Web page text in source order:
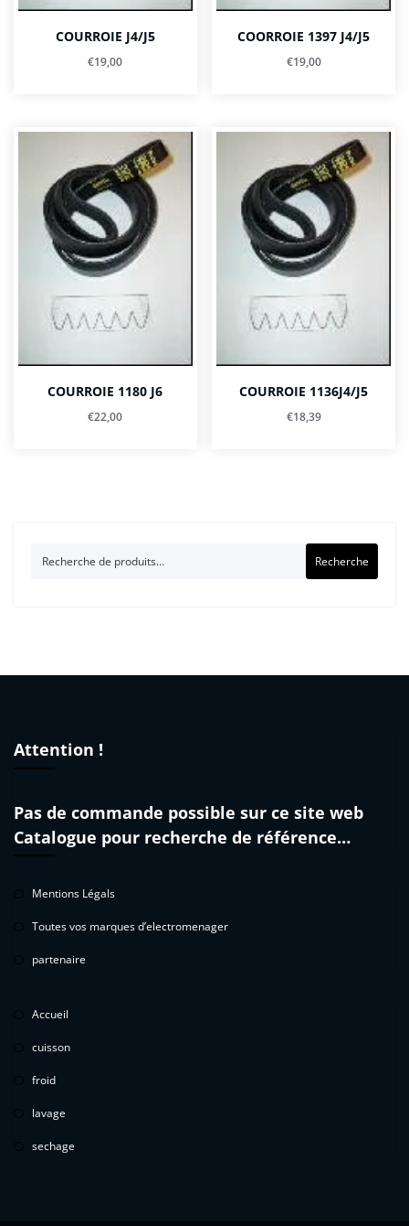
COURROIE J4/J5
€19,00
COORROIE 1397 J4/J5
€19,00
COURROIE 1180 J6
€22,00
COURROIE 1136J4/J5
€18,39
Recherche
Attention !
Pas de commande possible sur ce site web
Catalogue pour recherche de référence…
Mentions Légals
Toutes vos marques d’electromenager
partenaire
Accueil
cuisson
froid
lavage
sechage